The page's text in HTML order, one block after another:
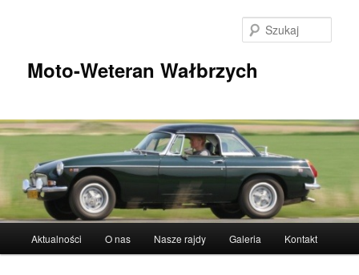
Moto-Weteran Wałbrzych
Aktualności O nas Nasze rajdy Galeria Kontakt